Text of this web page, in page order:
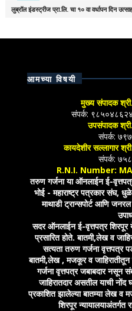
लुब्रॉल इंडस्ट्रीज प्रा.लि. चा १० वा वर्धापन दिन
आमच्या विषयी
मुख्य संपादक
संपर्क:
उपसंपादक
संपर्क:
कायदेशीर सल्लागार
संपर्क:
R.N.I. Number:
तरुण गर्जना या ऑनलाईन ई-
भोई - महाराष्ट्र पत्रकार संघ, धुळे
माथाडी ट्रान्सपोर्ट आणि
सदर ऑनलाईन ई-वृत्तपत्र शिरपूर
प्रसारित होते. बातमी,लेख व
सत्यता तरुण गर्जना वृत्तपत्र
बातमी,लेख , मजकूर व जाहिरातीतून
गर्जना वृत्तपत्र जबाबदार नसून
जाहिरातदार असतील याची
प्रकाशित झालेल्या बातम्या लेख व
शिरपूर न्यायालयाअंतर्गत